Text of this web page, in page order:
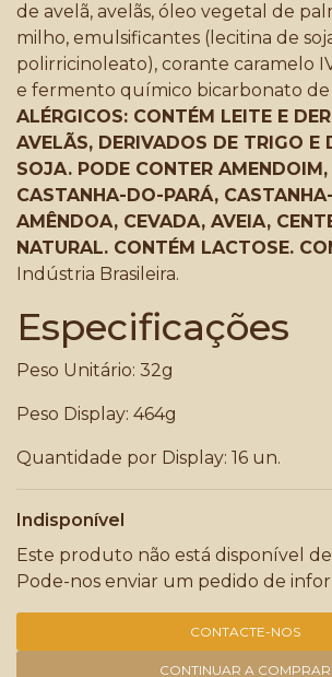
de avelã, avelãs, óleo vegetal de
milho, emulsificantes (lecitina de
polirricinoleato), corante caramelo
e fermento químico bicarbonato de
ALÉRGICOS: CONTÉM LEITE E
AVELÃS, DERIVADOS DE TRIGO E
SOJA. PODE CONTER
CASTANHA-DO-PARÁ,
AMÊNDOA, CEVADA, AVEIA,
NATURAL. CONTÉM LACTOSE.
Indústria Brasileira.
Especificações
Peso Unitário: 32g
Peso Display: 464g
Quantidade por Display: 16 un.
Indisponível
Este produto não está disponível
Pode-nos enviar um pedido de
CONTACTE-NOS
CONTINUAR A COMPRAR